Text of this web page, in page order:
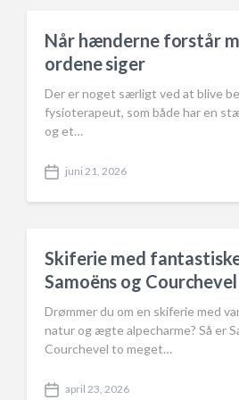
a
e
Når hænderne forstår
ordene siger
Der er noget særligt ved at blive
fysioterapeut, som både har en
og et…
P
a
t
e
juni 21, 2026
Skiferie med
Samoëns og Courchevel
Drømmer du om en skiferie med
natur og ægte alpecharme? Så er
Courchevel to meget…
P
april 23, 2026